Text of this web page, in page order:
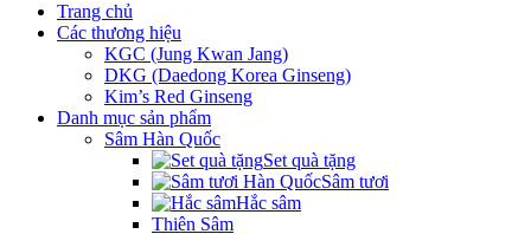
Trang chủ
Các thương hiệu
KGC (Jung Kwan Jang)
DKG (Daedong Korea Ginseng)
Kim’s Red Ginseng
Danh mục sản phẩm
Sâm Hàn Quốc
Set quà tặng
Sâm tươi
Hắc sâm
Thiên Sâm